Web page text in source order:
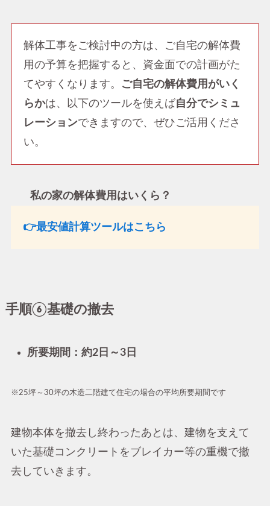
解体工事をご検討中の方は、ご自宅の解体費
用の予算を把握すると、資金面での計画がた
てやすくなります。
ご自宅の解体費用がいく
らかは、以下のツールを使えば 自分でシミュ
レーションできますので、ぜひご活用くださ
い。
私の家の解体費用はいくら？
👉最安値計算ツールはこちら
手順⑥基礎の撤去
所要期間：約2日～3日
※25坪～30坪の木造二階建て住宅の場合の平均所要期間です
建物本体を撤去し終わったあとは、建物を支えて
いた基礎コンクリートをブレイカー等の重機で撤
去していきます。